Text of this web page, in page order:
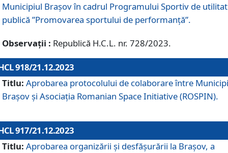
Municipiul Brașov în cadrul Programului Sportiv de
publică ”Promovarea sportului de performanță”.
Observații : Republică H.C.L. nr. 728/2023.
918/21.12.2023
Titlu: Aprobarea protocolului de colaborare între
Brașov și Asociația Romanian Space Initiative (ROSPIN).
917/21.12.2023
Titlu: Aprobarea organizării şi desfăşurării la Braşov, a